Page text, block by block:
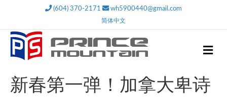
(604) 370-2171 wh5900440@gmail.com
简体中文
M
e
新春第一弹！加拿大卑诗